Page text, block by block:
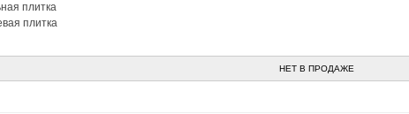
плитка
плитка
НЕТ В ПРОДАЖЕ